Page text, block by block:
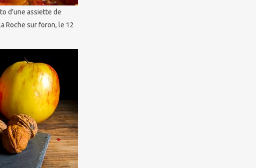
d’une assiette de
Roche sur foron, le 12